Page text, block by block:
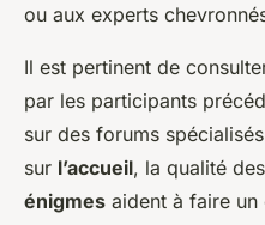
ou aux experts
Il est pertinent de
par les participants
sur des forums
sur l’accueil, la qualité
énigmes aident à faire